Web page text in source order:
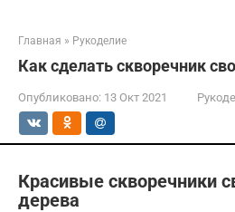
Главная » Рукоделие
Как сделать скворечник
Опубликовано: 13 Окт 2021
Красивые скворечники
дерева